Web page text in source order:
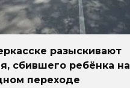
разыскивают
сбившего ребёнка на
переходе